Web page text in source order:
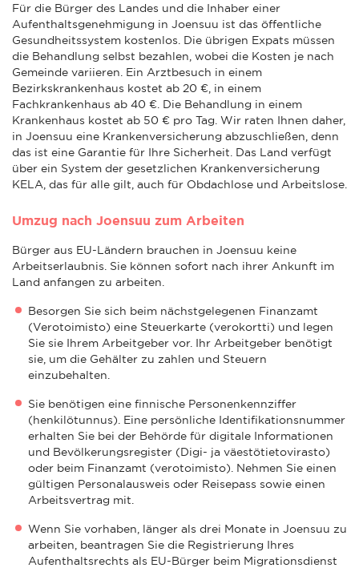
Für die Bürger des Landes und die Inhaber einer
Aufenthaltsgenehmigung in Joensuu ist das öffentliche
Gesundheitssystem kostenlos. Die übrigen Expats müssen
die Behandlung selbst bezahlen, wobei die Kosten je nach
Gemeinde variieren. Ein Arztbesuch in einem
Bezirkskrankenhaus kostet ab 20 €, in einem
Fachkrankenhaus ab 40 €. Die Behandlung in einem
Krankenhaus kostet ab 50 € pro Tag. Wir raten Ihnen daher,
in Joensuu eine Krankenversicherung abzuschließen, denn
das ist eine Garantie für Ihre Sicherheit. Das Land verfügt
über ein System der gesetzlichen Krankenversicherung
KELA, das für alle gilt, auch für Obdachlose und Arbeitslose.
Umzug nach Joensuu zum Arbeiten
Bürger aus EU-Ländern brauchen in Joensuu keine
Arbeitserlaubnis. Sie können sofort nach ihrer Ankunft im
Land anfangen zu arbeiten.
Besorgen Sie sich beim nächstgelegenen Finanzamt
(Verotoimisto) eine Steuerkarte (verokortti) und legen
Sie sie Ihrem Arbeitgeber vor. Ihr Arbeitgeber benötigt
sie, um die Gehälter zu zahlen und Steuern
einzubehalten.
Sie benötigen eine finnische Personenkennziffer
(henkilötunnus). Eine persönliche Identifikationsnummer
erhalten Sie bei der Behörde für digitale Informationen
und Bevölkerungsregister (Digi- ja väestötietovirasto)
oder beim Finanzamt (verotoimisto). Nehmen Sie einen
gültigen Personalausweis oder Reisepass sowie einen
Arbeitsvertrag mit.
Wenn Sie vorhaben, länger als drei Monate in Joensuu zu
arbeiten, beantragen Sie die Registrierung Ihres
Aufenthaltsrechts als EU-Bürger beim Migrationsdienst